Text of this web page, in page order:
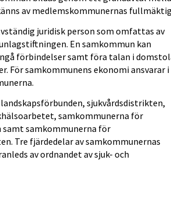
av medlemskommunernas
juridisk person som omfattas av
En samkommun kan
förbindelser samt föra talan i
För samkommunens ekonomi ansvarar i
sjukvårdsdistrikten,
samkommunerna för
samkommunerna för
Tre fjärdedelar av samkommunernas
av ordnandet av sjuk- och